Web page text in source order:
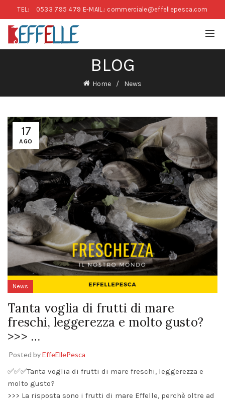
TEL: 0533 795 479 E-MAIL.: commerciale@effellepesca.com
BLOG
Home News
17
AGO
News
Tanta voglia di frutti di mare
freschi, leggerezza e molto gusto?
>>> …
Posted byEffeEllePesca
✅✅✅Tanta voglia di frutti di mare freschi, leggerezza e
molto gusto?
>>> La risposta sono i frutti di mare Effelle, perchè oltre ad